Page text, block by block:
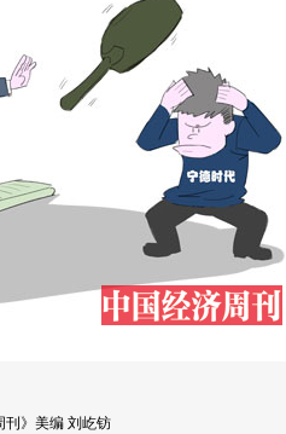
刊》美编 刘屹钫